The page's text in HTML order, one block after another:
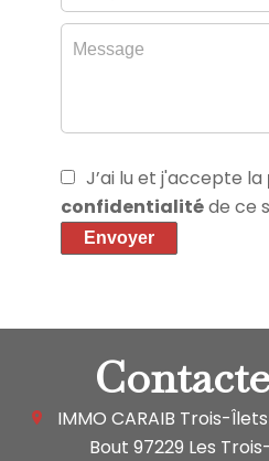
J’ai lu et j'accepte la
confidentialitéde ce
Envoyer
IMMO CARAIB Trois-Îlets
Bout 97229 Les